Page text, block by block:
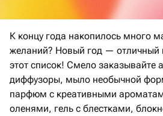
К концу года накопилось много
желаний? Новый год — отличный
этот список! Смело заказывайте
диффузоры, мыло необычной
парфюм с креативными
оленями, гель с блестками,